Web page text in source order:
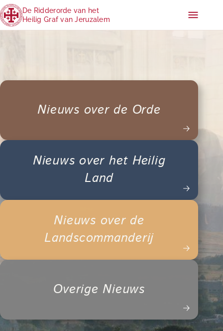
De Ridderorde van het
Heilig Graf van Jeruzalem
Nieuws over de Orde
Nieuws over het Heilig
Land
Nieuws over de
Landscommanderij
Overige Nieuws